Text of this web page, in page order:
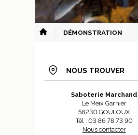
DÉMONSTRATION
NOUS TROUVER
Saboterie Marchand
Le Meix Garnier
58230 GOULOUX
Tél : 03 86 78 73 90
Nous contacter